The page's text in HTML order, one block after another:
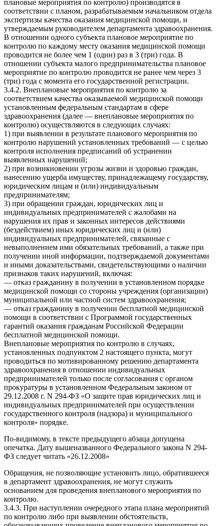
плановые мероприятия по контролю) производятся в
соответствии с планом, разрабатываемым начальником отдела
экспертизы качества оказания медицинской помощи, и
утверждаемым руководителем департамента здравоохранения.
В отношении одного субъекта плановое мероприятие по
контролю по каждому месту оказания медицинской помощи
проводится не более чем 1 (один) раз в 3 (три) года. В
отношении субъекта малого предпринимательства плановое
мероприятие по контролю проводится не ранее чем через 3
(три) года с момента его государственной регистрации.
3.4.2. Внеплановые мероприятия по контролю за
соответствием качества оказываемой медицинской помощи
установленным федеральным стандартам в сфере
здравоохранения (далее — внеплановые мероприятия по
контролю) осуществляются в следующих случаях:
1) при выявлении в результате планового мероприятия по
контролю нарушений установленных требований — с целью
контроля исполнения предписаний об устранении
выявленных нарушений;
2) при возникновении угрозы жизни и здоровью граждан,
нанесению ущерба имуществу, принадлежащему государству,
юридическим лицам и (или) индивидуальным
предпринимателям;
3) при обращении граждан, юридических лиц и
индивидуальных предпринимателей с жалобами на
нарушения их прав и законных интересов действиями
(бездействием) иных юридических лиц и (или)
индивидуальных предпринимателей, связанные с
невыполнением ими обязательных требований, а также при
получении иной информации, подтверждаемой документами
и иными доказательствами, свидетельствующими о наличии
признаков таких нарушений, включая:
— отказ гражданину в получении в установленном порядке
медицинской помощи со стороны учреждения (организации)
муниципальной или частной систем здравоохранения;
— отказ гражданину в получении бесплатной медицинской
помощи в соответствии с Программой государственных
гарантий оказания гражданам Российской Федерации
бесплатной медицинской помощи.
Внеплановые мероприятия по контролю в случаях,
установленных подпунктом 2 настоящего пункта, могут
проводиться по мотивированному решению департамента
здравоохранения в отношении индивидуальных
предпринимателей только после согласования с органом
прокуратуры в установленном Федеральным законом от
29.12.2008 г. N 294-ФЗ «О защите прав юридических лиц и
индивидуальных предпринимателей при осуществлении
государственного контроля (надзора) и муниципального
контроля» порядке.
По-видимому, в тексте предыдущего абзаца допущена
опечатка. Дату вышеназванного Федерального закона N 294-
ФЗ следует читать «26.12.2008»
Обращения, не позволяющие установить лицо, обратившееся
в департамент здравоохранения, не могут служить
основанием для проведения внепланового мероприятия по
контролю.
3.4.3. При наступлении очередного этапа плана мероприятий
по контролю либо при выявлении обстоятельств,